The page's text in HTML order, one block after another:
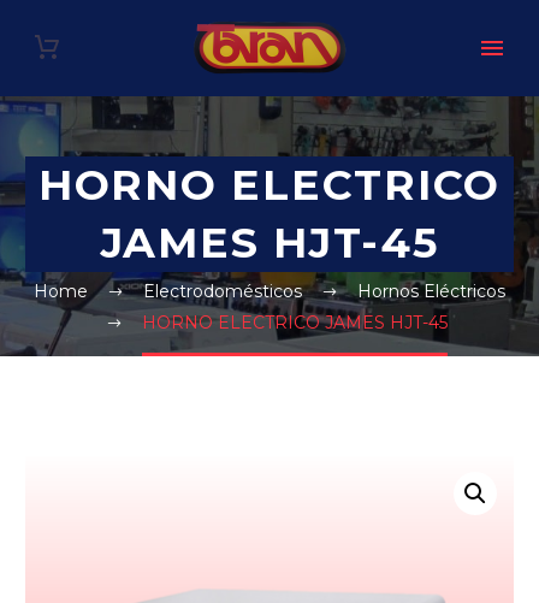
HORNO ELECTRICO
JAMES HJT-45
Home Electrodomésticos
Hornos Eléctricos
HORNO ELECTRICO JAMES HJT-45